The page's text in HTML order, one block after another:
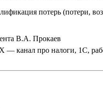
потерь (потери,
В.А. Прокаев
— канал про налоги, 1С,